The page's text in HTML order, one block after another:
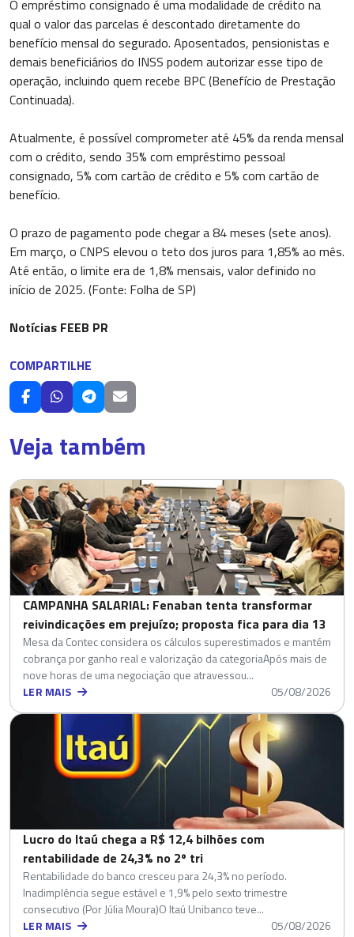
O empréstimo consignado é uma modalidade de crédito na
qual o valor das parcelas é descontado diretamente do
benefício mensal do segurado. Aposentados, pensionistas e
demais beneficiários do INSS podem autorizar esse tipo de
operação, incluindo quem recebe BPC (Benefício de Prestação
Continuada).
Atualmente, é possível comprometer até 45% da renda mensal
com o crédito, sendo 35% com empréstimo pessoal
consignado, 5% com cartão de crédito e 5% com cartão de
benefício.
O prazo de pagamento pode chegar a 84 meses (sete anos).
Em março, o CNPS elevou o teto dos juros para 1,85% ao mês.
Até então, o limite era de 1,8% mensais, valor definido no
início de 2025. (Fonte: Folha de SP)
Notícias FEEB PR
COMPARTILHE
Veja também
CAMPANHA SALARIAL: Fenaban tenta transformar
reivindicações em prejuízo; proposta fica para dia 13
Mesa da Contec considera os cálculos superestimados e mantém
cobrança por ganho real e valorização da categoriaApós mais de
nove horas de uma negociação que atravessou...
LER MAIS
05/08/2026
Lucro do Itaú chega a R$ 12,4 bilhões com
rentabilidade de 24,3% no 2º tri
Rentabilidade do banco cresceu para 24,3% no período.
Inadimplência segue estável e 1,9% pelo sexto trimestre
consecutivo (Por Júlia Moura)O Itaú Unibanco teve...
LER MAIS
05/08/2026